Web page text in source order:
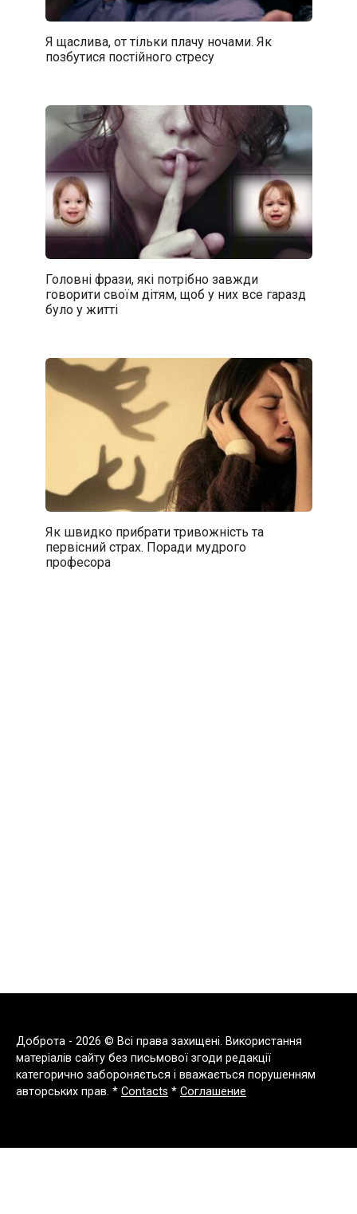
Я щаслива, от тільки плачу ночами. Як
позбутися постійного стресу
Головні фрази, які потрібно завжди
говорити своїм дітям, щоб у них все гаразд
було у житті
Як швидко прибрати тривожність та
первісний страх. Поради мудрого
професора
Доброта - 2026 © Всі права захищені. Використання
матеріалів сайту без письмової згоди редакції
категорично забороняється і вважається порушенням
авторських прав. * Contacts * Соглашение